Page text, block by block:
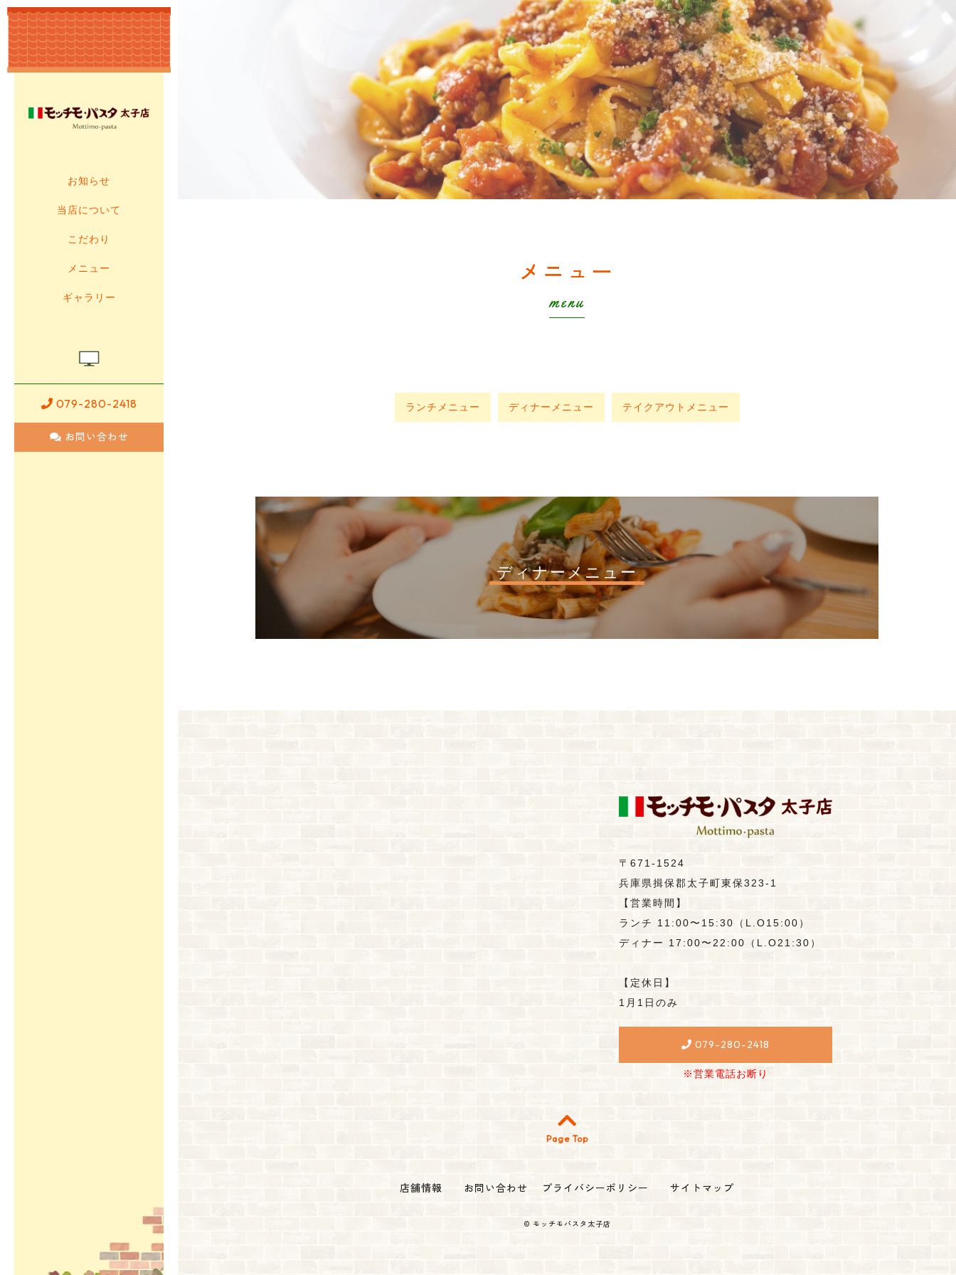
お知らせ
当店について
こだわり
メニュー
ギャラリー
079-280-2418
お問い合わせ
メニュー
menu
ランチメニュー ディナーメニュー テイクアウトメニュー
ディナーメニュー
〒671-1524
兵庫県揖保郡太子町東保323-1
【営業時間】
ランチ 11:00〜15:30（L.O15:00）
ディナー 17:00〜22:00（L.O21:30）
【定休日】
1月1日のみ
079-280-2418
※営業電話お断り
Page Top
店舗情報 お問い合わせ プライバシーポリシー サイトマップ
© モッチモパスタ太子店